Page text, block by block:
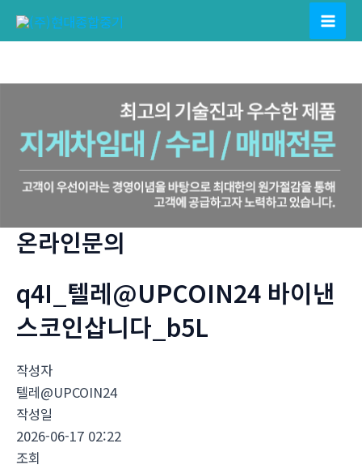
Main
온라인문의
q4I_텔레@UPCOIN24 바이낸
스코인삽니다_b5L
작성자
텔레@UPCOIN24
작성일
2026-06-17 02:22
조회